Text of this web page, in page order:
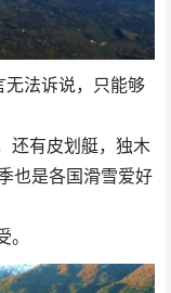
法诉说，只能够
有皮划艇，独木
也是各国滑雪爱好